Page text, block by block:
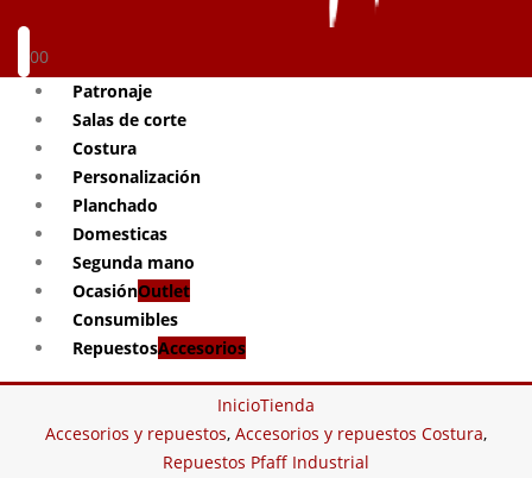
00
Patronaje
Salas de corte
Costura
Personalización
Planchado
Domesticas
Segunda mano
OcasiónOutlet
Consumibles
RepuestosAccesorios
InicioTienda
Accesorios y repuestos, Accesorios y repuestos Costura,
Repuestos Pfaff Industrial